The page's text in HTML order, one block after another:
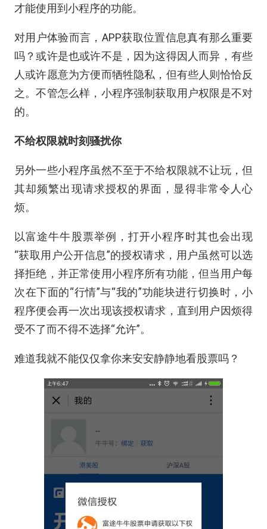
才能使用到小程序的功能。
对用户体验而言，APP获取位置信息真有那么重要
吗？或许是也或许不是，因为这得因人而异，有些
人或许愿意为方便而牺牲隐私，但有些人则恰恰反
之。不管怎么样，小程序强制获取用户权限是不对
的。
不给权限就时刻骚扰你
另外一些小程序虽然不至于不给权限就不让玩，但
其却频繁出现请求授权的界面，显得非常令人心
烦。
以富途牛牛股票举例，打开小程序时其也会出现
“获取用户公开信息”的授权请求，用户虽然可以选
择拒绝，并正常使用小程序所有功能，但当用户每
次在下面的“行情”与“我的”功能块进行切换时，小
程序便会再一次出现该授权请求，直到用户因烦得
受不了而不得不选择“允许”。
难道我就不能仅仅拿你来安安静静地看股票吗？